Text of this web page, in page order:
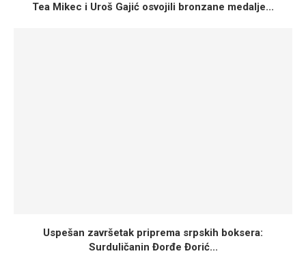
Tea Mikec i Uroš Gajić osvojili bronzane medalje...
Uspešan završetak priprema srpskih boksera:
Surduličanin Đorđe Đorić...